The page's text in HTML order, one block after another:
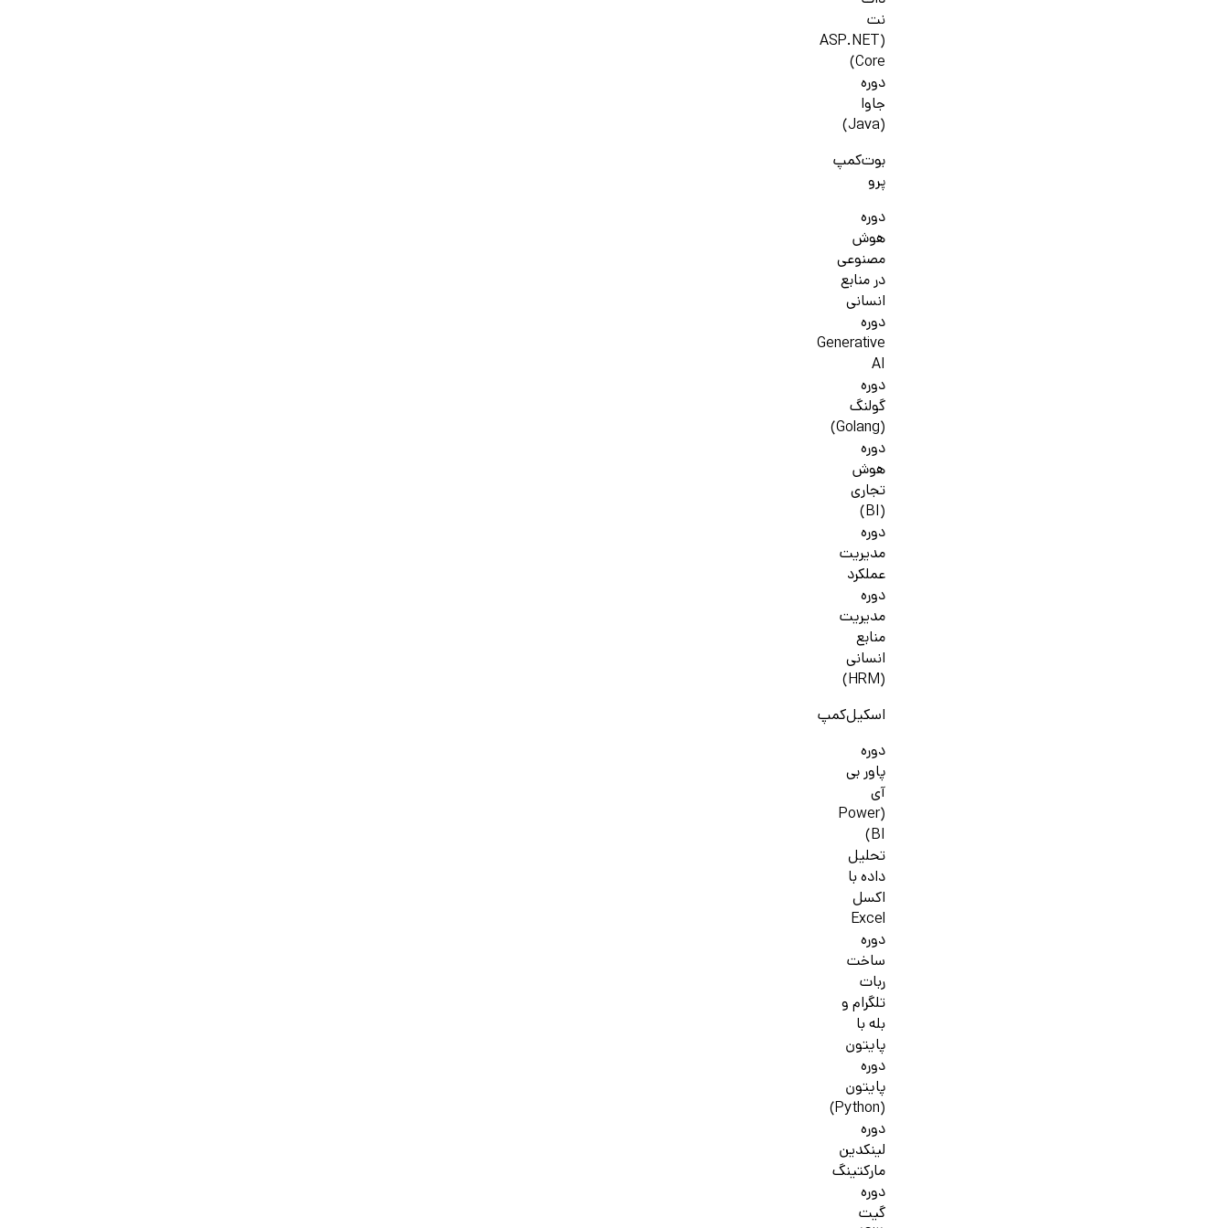
نت
(ASP.NET
Core)
دوره
جاوا
(Java)
بوت‌کمپ
پرو
دوره
هوش
مصنوعی
در منابع
انسانی
دوره
Generative
AI
دوره
گولنگ
(Golang)
دوره
هوش
تجاری
(BI)
دوره
مدیریت
عملکرد
دوره
مدیریت
منابع
انسانی
(HRM)
اسکیل‌کمپ
دوره
پاور بی
آی
(Power
BI)
تحلیل
داده با
اکسل
Excel
دوره
ساخت
ربات
تلگرام و
بله با
پایتون
دوره
پایتون
(Python)
دوره
لینکدین
مارکتینگ
دوره
گیت